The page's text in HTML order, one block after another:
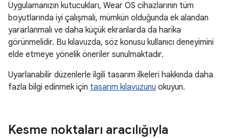
Uygulamanızın kutucukları, Wear OS cihazlarının tüm
boyutlarında iyi çalışmalı, mümkün olduğunda ek alandan
yararlanmalı ve daha küçük ekranlarda da harika
görünmelidir. Bu kılavuzda, söz konusu kullanıcı deneyimini
elde etmeye yönelik öneriler sunulmaktadır.
Uyarlanabilir düzenlerle ilgili tasarım ilkeleri hakkında daha
fazla bilgi edinmek için tasarım kılavuzunu okuyun.
Kesme noktaları aracılığıyla